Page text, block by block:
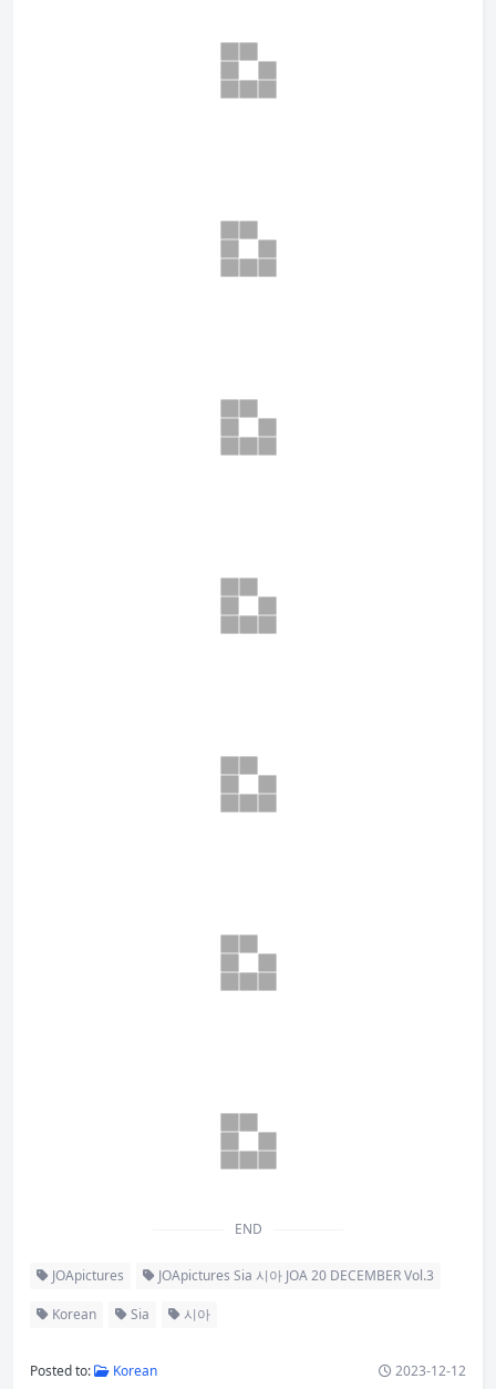
END
JOApictures JOApictures Sia 시아 JOA 20 DECEMBER Vol.3
Korean Sia 시아
Posted to: Korean 2023-12-12